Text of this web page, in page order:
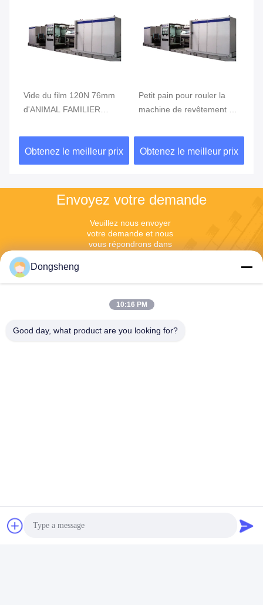
Vide du film 120N 76mm
d'ANIMAL FAMILIER
machine de métallisation
sous vide
Obtenez le meilleur prix
Petit pain pour rouler la
machine de revêtement de
152mm
Obtenez le meilleur prix
Envoyez votre demande
Veuillez nous envoyer
votre demande et nous
vous répondrons dans
Dongsheng
10:16 PM
Good day, what product are you looking for?